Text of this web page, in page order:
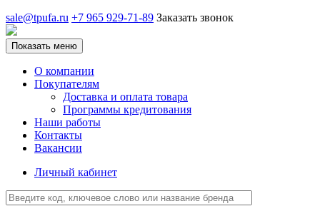
sale@tpufa.ru +7 965 929-71-89 Заказать звонок
Показать меню
О компании
Покупателям
Доставка и оплата товара
Программы кредитования
Наши работы
Контакты
Вакансии
Личный кабинет